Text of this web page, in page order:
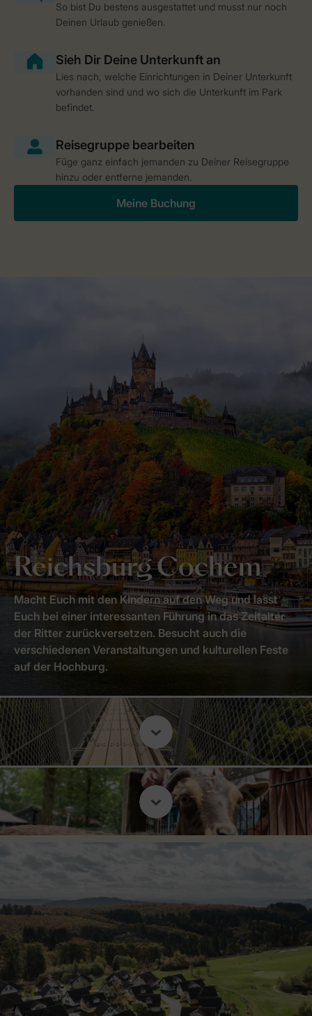
So bist Du bestens ausgestattet und musst nur noch
Deinen Urlaub genießen.
Lies nach, welche Einrichtungen in Deiner Unterkunft
vorhanden sind und wo sich die Unterkunft im Park
befindet.
Füge ganz einfach jemanden zu Deiner Reisegruppe
hinzu oder entferne jemanden.
Meine Buchung
Reichsburg Cochem
Macht Euch mit den Kindern auf den Weg und lasst
Euch bei einer interessanten Führung in das Zeitalter
der Ritter zurückversetzen. Besucht auch die
verschiedenen Veranstaltungen und kulturellen Feste
auf der Hochburg.